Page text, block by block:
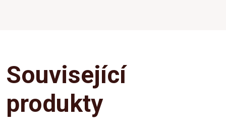
Související
produkty